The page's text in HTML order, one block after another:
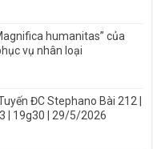
humanitas” của
vụ nhân loại
ĐC Stephano Bài 212 |
| 19g30 | 29/5/2026